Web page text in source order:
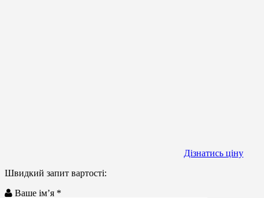
Дізнатись ціну
Швидкий запит вартості:
Ваше ім’я *